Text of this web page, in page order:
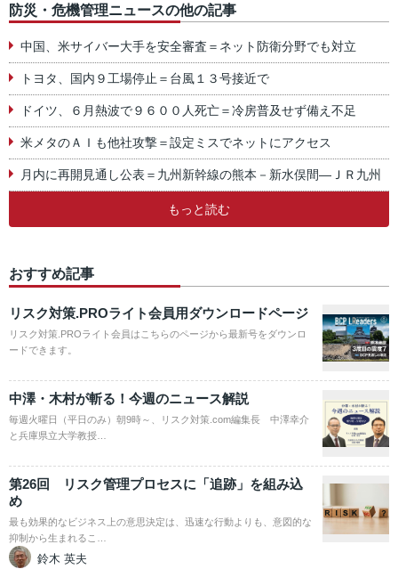
防災・危機管理ニュースの他の記事
中国、米サイバー大手を安全審査＝ネット防衛分野でも対立
トヨタ、国内９工場停止＝台風１３号接近で
ドイツ、６月熱波で９６００人死亡＝冷房普及せず備え不足
米メタのＡＩも他社攻撃＝設定ミスでネットにアクセス
月内に再開見通し公表＝九州新幹線の熊本－新水俣間―ＪＲ九州
もっと読む
おすすめ記事
リスク対策.PROライト会員用ダウンロードページ
リスク対策.PROライト会員はこちらのページから最新号をダウンロ
ードできます。
中澤・木村が斬る！今週のニュース解説
毎週火曜日（平日のみ）朝9時～、リスク対策.com編集長 中澤幸介
と兵庫県立大学教授…
第26回 リスク管理プロセスに「追跡」を組み込
め
最も効果的なビジネス上の意思決定は、迅速な行動よりも、意図的な
抑制から生まれるこ…
鈴木 英夫